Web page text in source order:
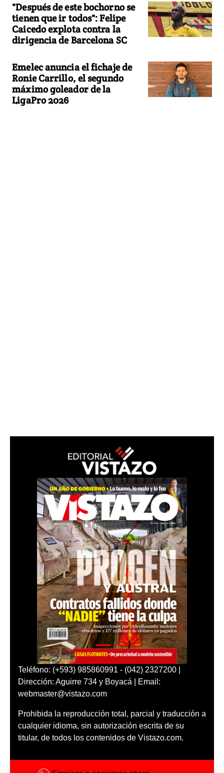
"Después de este bochorno se
tienen que ir todos": Felipe
Caicedo explota contra la
dirigencia de Barcelona SC
Emelec anuncia el fichaje de
Ronie Carrillo, el segundo
máximo goleador de la
LigaPro 2026
Teléfono: (+593) 985860991 - (042) 2327200 |
Dirección: Aguirre 734 y Boyacá | Email:
webmaster@vistazo.com
Prohibida la reproducción total, parcial y traducción a
cualquier idioma, sin autorización escrita de su
titular, de todos los contenidos de Vistazo.com.